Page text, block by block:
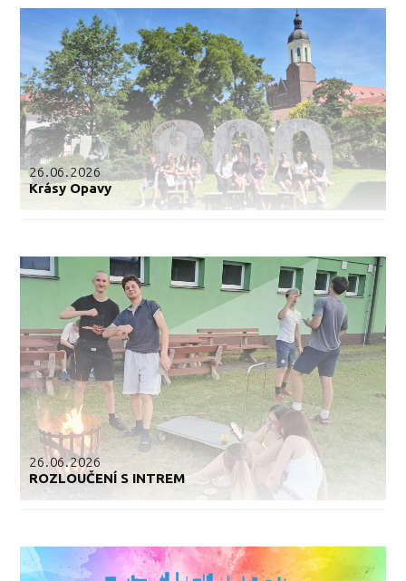
26.06.2026
Krásy Opavy
26.06.2026
ROZLOUČENÍ S INTREM